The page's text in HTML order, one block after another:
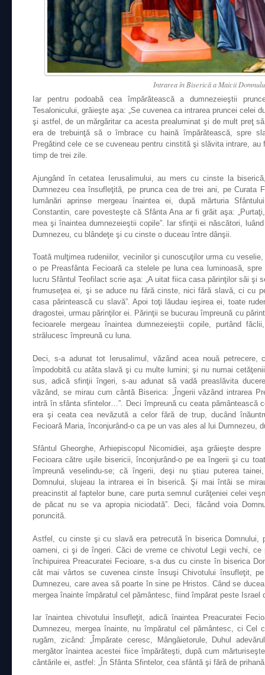
Intrarea în Biserică a Maicii
Iar pentru podoabă cea împărătească a dumnezeieştii
Tesalonicului, grăieşte aşa: „Se cuvenea ca intrarea pruncei celei
şi astfel, de un mărgăritar ca acesta prealuminat şi de mult preţ
era de trebuinţă să o îmbrace cu haină împărătească, spre
Pregătind cele ce se cuveneau pentru cinstită şi slăvita intrare,
timp de trei zile.
Ajungând în cetatea Ierusalimului, au mers cu cinste la
Dumnezeu cea însufleţită, pe prunca cea de trei ani, pe Curata
lumânări aprinse mergeau înaintea ei, după mărturia
Constantin, care povesteşte că Sfânta Ana ar fi grăit aşa:
mea şi înaintea dumnezeieştii copile”. Iar sfinţii ei născători,
Dumnezeu, cu blândeţe şi cu cinste o duceau între dânşii.
Toată mulţimea rudeniilor, vecinilor şi cunoscuţilor urma cu
o pe Preasfânta Fecioară ca stelele pe luna cea luminoasă,
lucru Sfântul Teofilact scrie aşa: „A uitat fiica casa părinţilor săi şi
frumuseţea ei, şi se aduce nu fără cinste, nici fără slavă, ci cu
casa părintească cu slavă”. Apoi toţi lăudau ieşirea ei, toate
dragostei, urmau părinţilor ei. Părinţii se bucurau împreună cu
fecioarele mergeau înaintea dumnezeieştii copile, purtând
strălucesc împreună cu luna.
Deci, s-a adunat tot Ierusalimul, văzând acea nouă
împodobită cu atâta slavă şi cu multe lumini; şi nu numai
sus, adică sfinţii îngeri, s-au adunat să vadă preaslăvita
văzând, se mirau cum cântă Biserica: „Îngerii văzând intrarea
intră în sfânta sfintelor…”. Deci împreună cu ceata pământească
era şi ceata cea nevăzută a celor fără de trup, ducând
Fecioară Maria, înconjurând-o ca pe un vas ales al lui Dumnezeu,
Sfântul Gheorghe, Arhiepiscopul Nicomidiei, aşa grăieşte
Fecioara către uşile bisericii, înconjurând-o pe ea îngerii şi cu
împreună veselindu-se; că îngerii, deşi nu ştiau puterea
Domnului, slujeau la intrarea ei în biserică. Şi mai întâi se
preacinstit al faptelor bune, care purta semnul curăţeniei celei
de păcat nu se va apropia niciodată”. Deci, făcând voia
poruncită.
Astfel, cu cinste şi cu slavă era petrecută în biserica Domnului,
oameni, ci şi de îngeri. Căci de vreme ce chivotul Legii vechi, ce
închipuirea Preacuratei Fecioare, s-a dus cu cinste în biserica
cât mai vârtos se cuvenea cinste însuşi Chivotului însufleţit,
Dumnezeu, care avea să poarte în sine pe Hristos. Când se
mergea înainte împăratul cel pământesc, fiind împărat peste Israel
Iar înaintea chivotului însufleţit, adică înaintea Preacuratei
Dumnezeu, mergea înainte, nu împăratul cel pământesc, ci Cel
rugăm, zicând: „Împărate ceresc, Mângâietorule, Duhul
mergător înaintea acestei fiice împărăteşti, după cum
cântările ei, astfel: „În Sfânta Sfintelor, cea sfântă şi fără de